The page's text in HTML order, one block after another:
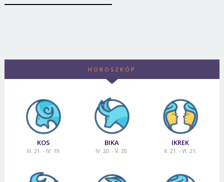
HOROSZKÓP
KOS
III. 21. - IV. 19.
BIKA
IV. 20. - V. 20.
IKREK
V. 21. - VI. 21.
Jelszó